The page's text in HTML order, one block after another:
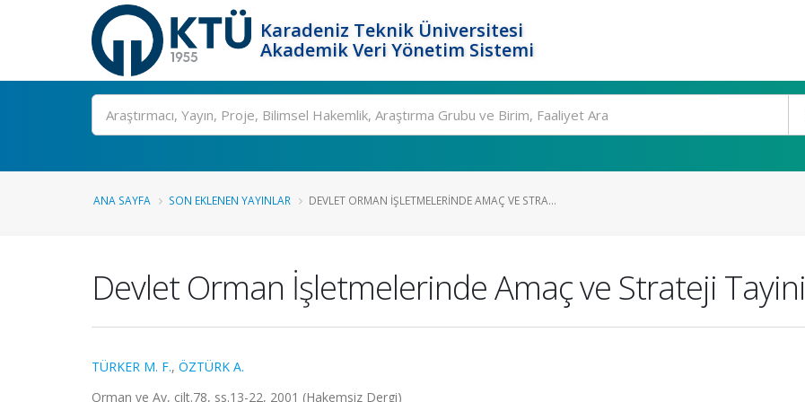
Karadeniz Teknik Üniversitesi
Akademik Veri Yönetim Sistemi
Ara
ANA SAYFA SON EKLENEN YAYINLAR DEVLET ORMAN İŞLETMELERINDE AMAÇ VE STRA...
Devlet Orman İşletmelerinde Amaç ve Strateji Tayini
TÜRKER M. F., ÖZTÜRK A.
Orman ve Av, cilt.78, ss.13-22, 2001 (Hakemsiz Dergi)